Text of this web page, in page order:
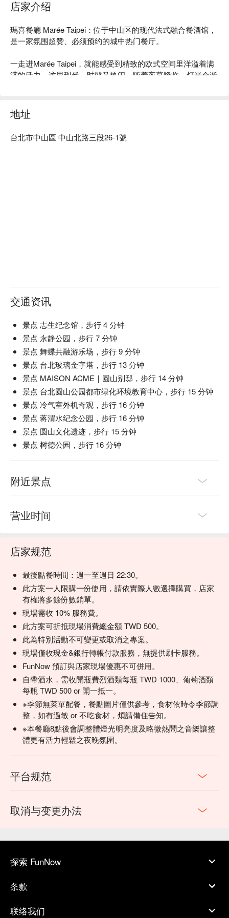
店家介绍
瑪喜餐廳 Marée Taipei：位于中山区的现代法式融合餐酒馆，
是一家氛围超赞、必须预约的城中热门餐厅。
一走进Marée Taipei，就能感受到精致的欧式空间里洋溢着满
满的活力。这里现代、时髦又热闹，随着夜幕降临，灯光会渐
懂吃的老饕都爱这里的原因：这家预约制的热门店，将融合料
地融入了意式和日式烹饪技巧。菜单采用季节性无菜单料理
🍽️ 口碑必吃
口碑必吃：Burrata Spicy Meat Sauce Handmade Pasta (布拉
和Q弹手工意面，口感超丰富！
主厨推荐：Japanese Wagyu (日本和牛) | 纯粹的味蕾享受，
烹饪得恰到好处，完美突显其惊艳的油花和风味。
US Dry-Aged 28-day Ribeye Heart Steak/12oz (美国28天干式
熟成肋眼心牛排/12oz) | 肉食爱好者的梦想！干式熟成工艺浓
缩了牛肉的极致风味。
Italian Confit Garlic Oyster Pasta (意式油封蒜香生蚝意面) | 肥
美生蚝与香甜的慢煮油封蒜，与弹牙意面完美结合。
Hokkaido Matsuba Crab Salmon Roe Cream Cheese with
Crisps (北海道松叶蟹鲑鱼卵奶油芝士配脆片) | 鲜甜蟹肉、咸
鲜鲑鱼卵与绵密芝士的奢华开胃菜。
搭配菜品大胆的风味而设计。
White Wine Selection (精选白葡萄酒) | 清爽的白葡萄酒，与海
💡 FunNow 懂吃笔记：本推荐由 AI 汇整网络热门口碑。（贴
心提醒：若包含酒精饮品，请理性饮酒｜过量饮酒，有害健
康）
地址
台北市中山區 中山北路三段26-1號
交通资讯
景点 志生纪念馆，步行 4 分钟
景点 永静公园，步行 7 分钟
景点 舞蝶共融游乐场，步行 9 分钟
景点 台北玻璃金字塔，步行 13 分钟
景点 MAISON ACME｜圆山别邸，步行 14 分钟
景点 台北圆山公园都市绿化环境教育中心，步行 15 分钟
景点 冷气室外机奇观，步行 16 分钟
景点 蒋渭水纪念公园，步行 16 分钟
景点 圆山文化遗迹，步行 15 分钟
景点 树德公园，步行 16 分钟
附近景点
营业时间
店家规范
最後點餐時間：週一至週日 22:30。
此方案一人限購一份使用，請依實際人數選擇購買，店家
有權將多餘份數銷單。
現場需收 10% 服務費。
此方案可折抵現場消費總金額 TWD 500。
此為特別活動不可變更或取消之專案。
現場僅收現金&銀行轉帳付款服務，無提供刷卡服務。
FunNow 預訂與店家現場優惠不可併用。
自帶酒水，需收開瓶費烈酒類每瓶 TWD 1000、葡萄酒類
每瓶 TWD 500 or 開一抵一。
※季節無菜單配餐，餐點圖片僅供參考，食材依時令季節調
整，如有過敏 or 不吃食材，煩請備住告知。
※本餐廳8點後會調整體燈光明亮度及略微熱鬧之音樂讓整
體更有活力輕鬆之夜晚氛圍。
平台规范
取消与变更办法
探索 FunNow
条款
联络我们